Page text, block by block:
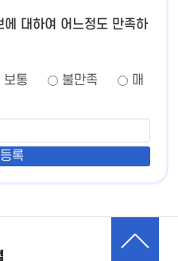
대하여 어느정도 만족하
보통 불만족
매